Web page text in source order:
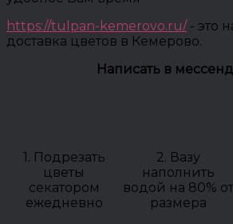
https://tulpan-kemerovo.ru/- это
доставка цветов в Кемерово.
Написать в
1. Подрезать
цветы
секатором
ежедневно
2. Вазу
наполнить
водой на 80% от
размера